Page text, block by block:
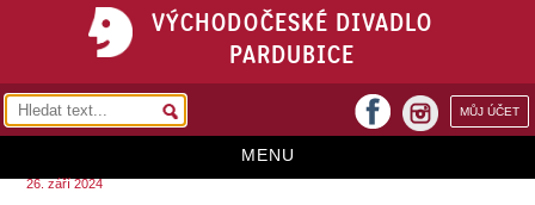
VÝCHODOČESKÉ DIVADLO
PARDUBICE
MŮJ ÚČET
facebook
MENU
26. září 2024